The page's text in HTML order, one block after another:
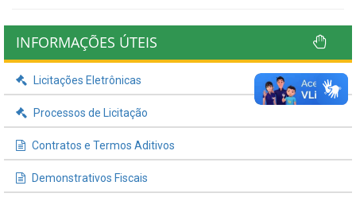
INFORMAÇÕES ÚTEIS
Licitações Eletrônicas
Processos de Licitação
Contratos e Termos Aditivos
Demonstrativos Fiscais